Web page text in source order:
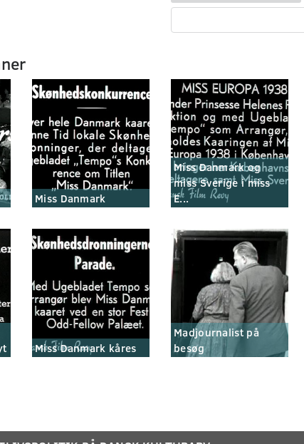
Miss Danmark
Miss Danmark og
miss Sverige i miss
E...
Miss Danmark kåres
Madjournalist på
besøg